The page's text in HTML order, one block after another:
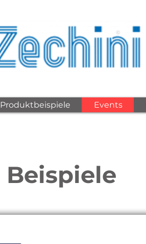
©
Produktbeispiele Events
Beispiele